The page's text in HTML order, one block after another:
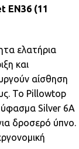
EN36 (11
ελατήρια
και
αίσθηση
Το Pillowtop
ύφασμα Silver 6A
δροσερό ύπνο.